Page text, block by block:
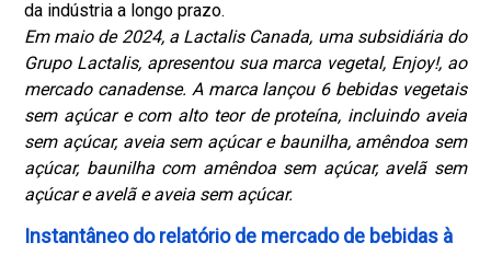
da indústria a longo prazo.
Em maio de 2024, a Lactalis Canada, uma subsidiária do
Grupo Lactalis, apresentou sua marca vegetal, Enjoy!, ao
mercado canadense. A marca lançou 6 bebidas vegetais
sem açúcar e com alto teor de proteína, incluindo aveia
sem açúcar, aveia sem açúcar e baunilha, amêndoa sem
açúcar, baunilha com amêndoa sem açúcar, avelã sem
açúcar e avelã e aveia sem açúcar.
Instantâneo do relatório de mercado de bebidas à